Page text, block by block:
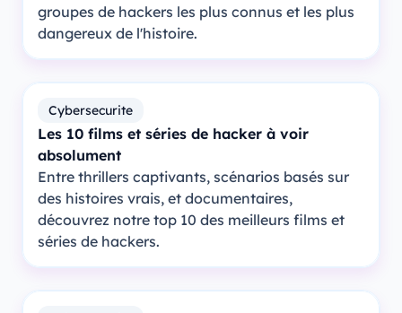
groupes de hackers les plus connus et les plus
dangereux de l'histoire.
Cybersecurite
Les 10 films et séries de hacker à voir
absolument
Entre thrillers captivants, scénarios basés sur
des histoires vrais, et documentaires,
découvrez notre top 10 des meilleurs films et
séries de hackers.